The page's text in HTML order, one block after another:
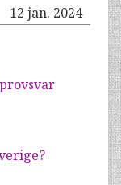
12 jan. 2024